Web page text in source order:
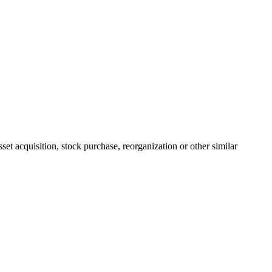
acquisition, stock purchase, reorganization or other similar